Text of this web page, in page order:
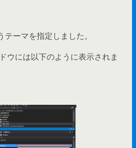
ーマを指定しました。
ウには以下のように表示されま